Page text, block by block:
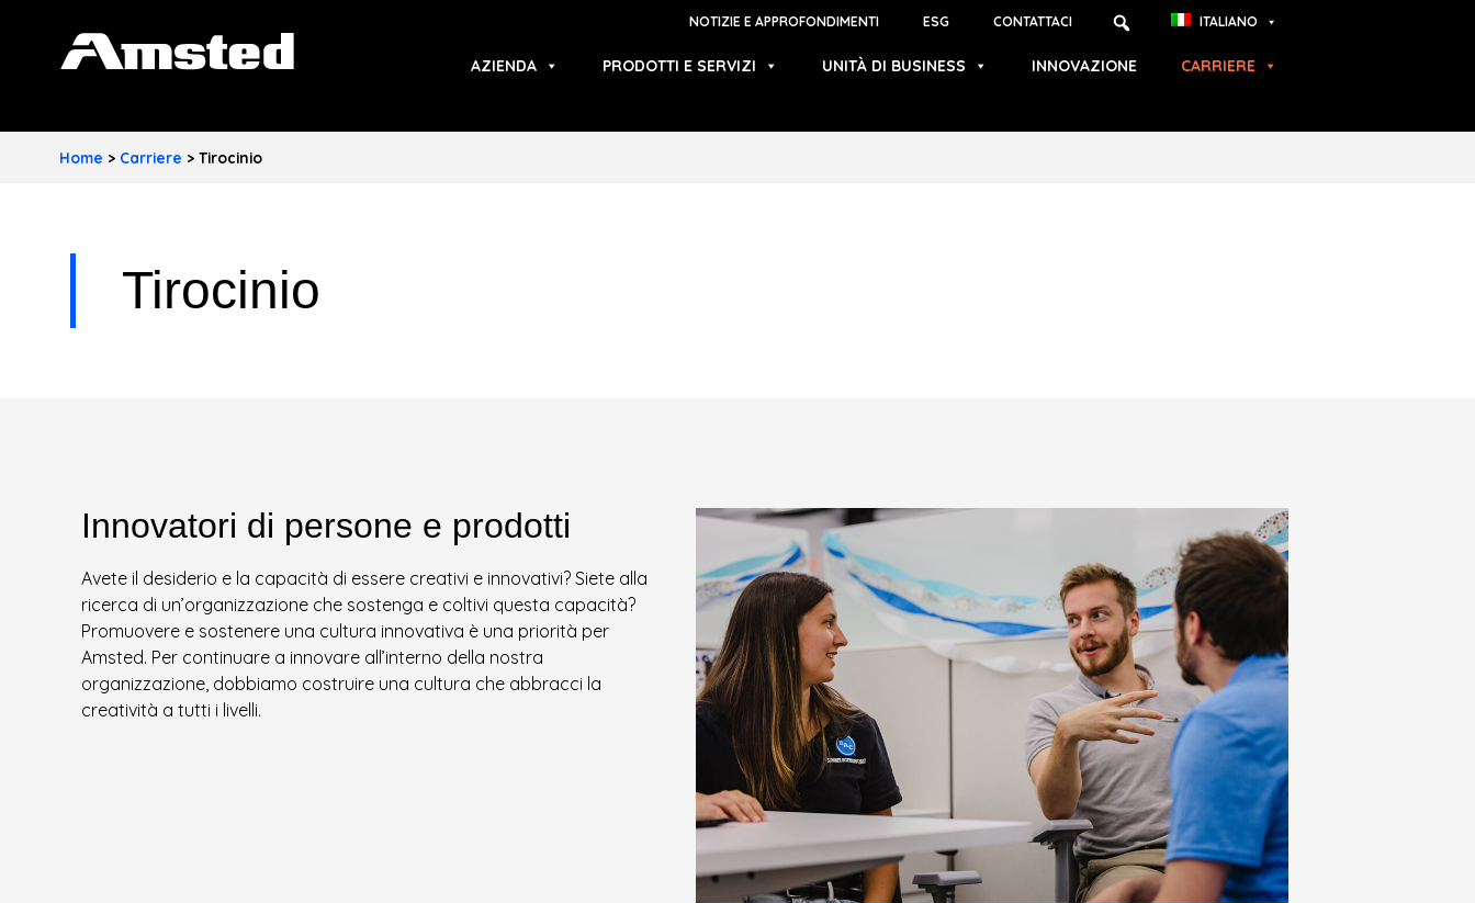
NOTIZIE E APPROFONDIMENTI ESG CONTATTACI ITALIANO
A
S
AZIENDA PRODOTTI E SERVIZI UNITÀ DI BUSINESS INNOVAZIONE CARRIERE
Home > Carriere > Tirocinio
Tirocinio
Innovatori di persone e prodotti
Avete il desiderio e la capacità di essere creativi e innovativi? Siete alla
ricerca di un’organizzazione che sostenga e coltivi questa capacità?
Promuovere e sostenere una cultura innovativa è una priorità per
Amsted. Per continuare a innovare all’interno della nostra
organizzazione, dobbiamo costruire una cultura che abbracci la
creatività a tutti i livelli.